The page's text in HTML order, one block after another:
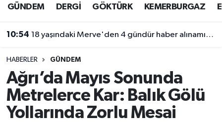
GÜNDEM DERGİ GÖKTÜRK KEMERBURGAZ
10:54 18 yaşındaki Merve'den 4 gündür haber alınamıyor! Kayıp genç kıza internet üzerinden yönlendirme yapıldığı öne sürüldü.
HABERLER GÜNDEM
Ağrı’da Mayıs Sonunda
Metrelerce Kar: Balık Gölü
Yollarında Zorlu Mesai
BİLİM
DERGİ
DÜNYA
EĞİTİM
EKONOMİ
Eyüpsultan Trafik Yoğunluk Haritası
Süper Lig Puan Durumu ve Fikstür
Tüm Manşetler
Son Dakika Haberleri
Haber Arşivi